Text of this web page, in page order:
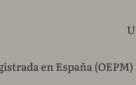
en España